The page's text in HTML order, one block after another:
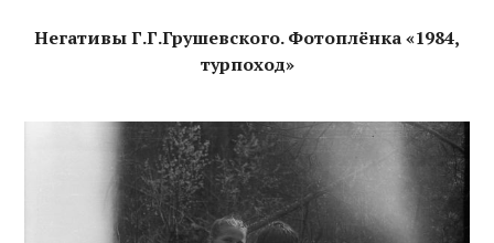
Негативы Г.Г.Грушевского. Фотоплёнка «1984,
турпоход»